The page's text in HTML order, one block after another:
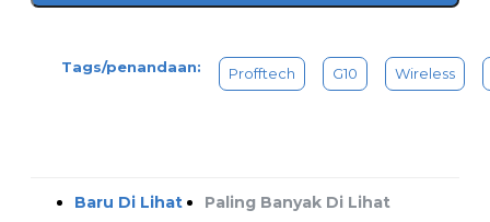
Tags/penandaan: Profftech G10 Wireless
Baru Di Lihat Paling Banyak Di Lihat